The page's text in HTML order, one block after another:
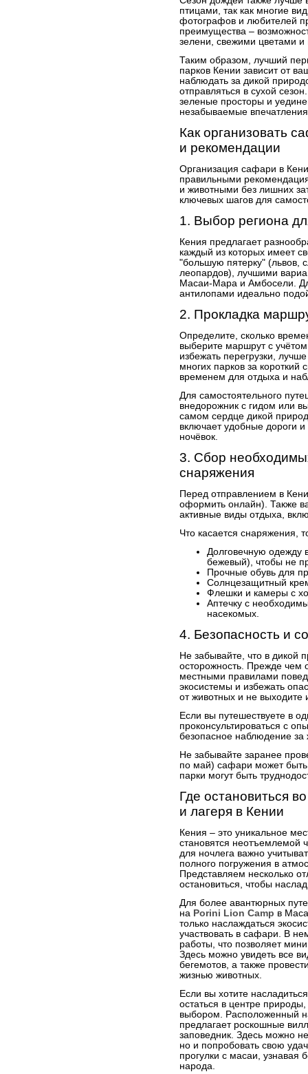
птицами, так как многие
фотографов и любителей
преимущества –
зелени, свежими цветами
Таким образом, лучший
парков Кении зависит от
наблюдать за дикой
отправляться в сухой
зеленые просторы и
незабываемые
Как организовать
и рекомендации
Организация сафари в
правильными
и животными без лишних
ключевых шагов для
1. Выбор региона
Кения предлагает
каждый из которых имеет
"большую пятерку" (львов,
леопардов), лучшими
Масаи-Мара и Амбосели.
антилопами идеально
2. Прокладка
Определите, сколько
выберите маршрут с
избежать перегрузки,
многих парков за короткий
временем для отдыха и
Для самостоятельного
внедорожник с гидом или
самом сердце дикой
включает удобные дороги
ночёвок.
3. Сбор
снаряжения
Перед отправлением в
оформить онлайн). Также
активные виды отдыха,
Что касается снаряжения,
Долговечную одежду
бежевый), чтобы не
Прочные обувь для
Солнцезащитный
Флешки и камеры с
Аптечку с
насекомых.
4. Безопасность и
Не забывайте, что в дикой
осторожность. Прежде чем
местными правилами
экосистемы и избежать
от животных и не
Если вы путешествуете в
проконсультироваться с
безопасное наблюдение
Не забывайте заранее
по май) сафари может
парки могут быть
Где остановиться
и лагеря в Кении
Кения – это уникальное
становятся неотъемлемой
для ночлега важно
полного погружения в
Представляем несколько
остановиться, чтобы
Для более авантюрных
на Porini Lion Camp в
только наслаждаться
участвовать в сафари. В
работы, что позволяет
Здесь можно увидеть все
бегемотов, а также
жизнью животных.
Если вы хотите
остаться в центре природы,
выбором. Расположенный
предлагает роскошные
заповедник. Здесь можно
но и попробовать свою
прогулки с масаи, узнавая
народа.